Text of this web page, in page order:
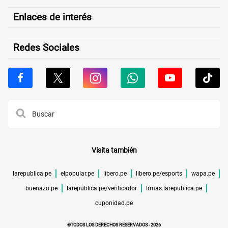
Enlaces de interés
Redes Sociales
Visita también
larepublica.pe elpopular.pe libero.pe libero.pe/esports wapa.pe
buenazo.pe larepublica.pe/verificador lrmas.larepublica.pe
cuponidad.pe
©TODOS LOS DERECHOS RESERVADOS -2026